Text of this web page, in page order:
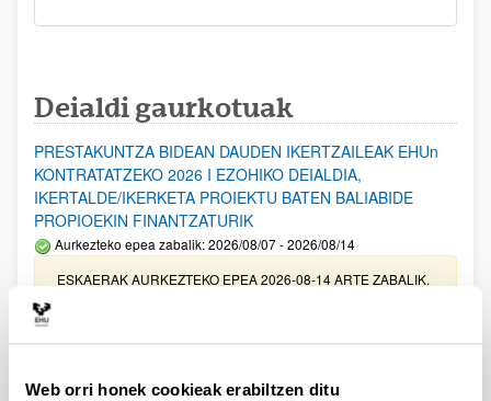
Web orri honek cookieak erabiltzen ditu
Deialdi gaurkotuak
PRESTAKUNTZA BIDEAN DAUDEN IKERTZAILEAK EHUn
KONTRATATZEKO 2026 I EZOHIKO DEIALDIA,
IKERTALDE/IKERKETA PROIEKTU BATEN BALIABIDE
PROPIOEKIN FINANTZATURIK
Aurkezteko epea zabalik: 2026/08/07 - 2026/08/14
ESKAERAK AURKEZTEKO EPEA 2026-08-14 ARTE ZABALIK.
UPV/EHUn Azpiegitura Zientifikoa eta Funts Bibliografikoak